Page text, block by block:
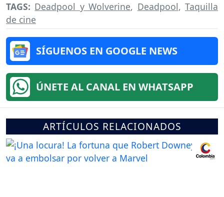
TAGS: Deadpool y Wolverine, Deadpool,Taquilla
de cine
SÍGUENOS EN GOOGLE NEWS
ÚNETE AL CANAL EN WHATSAPP
ARTÍCULOS RELACIONADOS